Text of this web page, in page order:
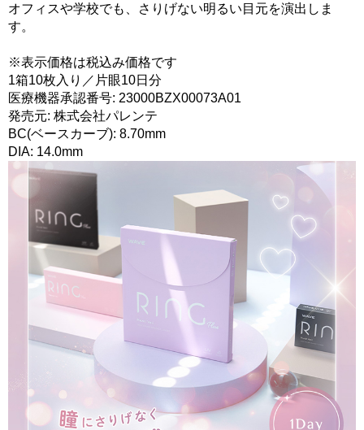
オフィスや学校でも、さりげない明るい目元を演出しま
す。
※表示価格は税込み価格です
1箱10枚入り／片眼10日分
医療機器承認番号: 23000BZX00073A01
発売元: 株式会社パレンテ
BC(ベースカーブ): 8.70mm
DIA: 14.0mm